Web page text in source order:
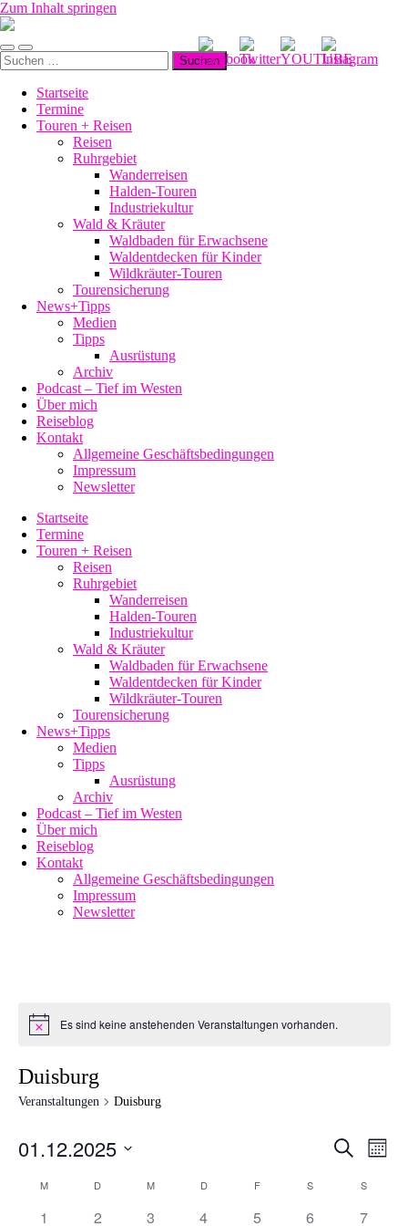
Zum Inhalt springen
Manu-
go
Mobile-
Menü
Suchfeld
ein-/ausblenden
Suchen
nach:
Startseite
Termine
Touren + Reisen
Reisen
Ruhrgebiet
Wanderreisen
Halden-Touren
Industriekultur
Wald & Kräuter
Waldbaden für Erwachsene
Waldentdecken für Kinder
Wildkräuter-Touren
Tourensicherung
News+Tipps
Medien
Tipps
Ausrüstung
Archiv
Podcast – Tief im Westen
Über mich
Reiseblog
Kontakt
Allgemeine Geschäftsbedingungen
Impressum
Newsletter
Startseite
Termine
Touren + Reisen
Reisen
Ruhrgebiet
Wanderreisen
Halden-Touren
Industriekultur
Wald & Kräuter
Waldbaden für Erwachsene
Waldentdecken für Kinder
Wildkräuter-Touren
Tourensicherung
News+Tipps
Medien
Tipps
Ausrüstung
Archiv
Podcast – Tief im Westen
Über mich
Reiseblog
Kontakt
Allgemeine Geschäftsbedingungen
Impressum
Newsletter
Es sind keine anstehenden Veranstaltungen vorhanden.
Duisburg
Veranstaltungen Duisburg
und
Suche
Monat
01.12.2025
wählen.
Kalender
von
M D M D F S S
0
1
0
2
0
3
0
4
0
5
0
6
0
7